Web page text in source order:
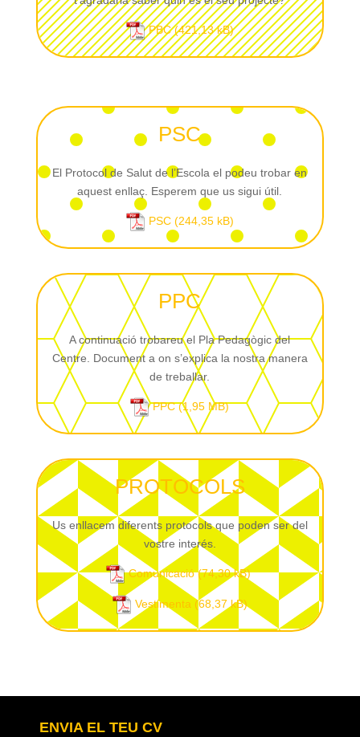
PBC
PSC
El Protocol de Salut de l’Escola el podeu trobar en
aquest enllaç. Esperem que us sigui útil.
PSC
PPC
A continuació trobareu el Pla Pedagògic del
Centre. Document a on s’explica la nostra manera
de treballar.
PPC
PROTOCOLS
Us enllacem diferents protocols que poden ser del
vostre interés.
Comunicació
Vestimenta
ENVIA EL TEU CV